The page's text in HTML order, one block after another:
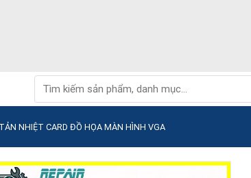
kiếm:
NHIỆT CARD ĐỒ HỌA MÀN HÌNH VGA